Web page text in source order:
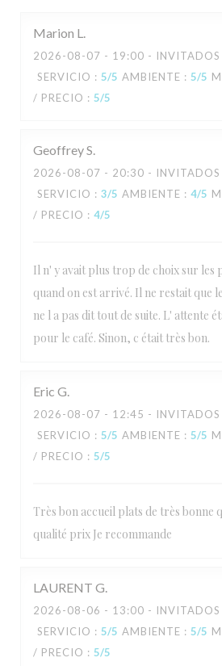
Marion L
2026-08-07 - 19:00 - INVITADOS
SERVICIO : 5/5 AMBIENTE : 5/5
/ PRECIO : 5/5
GeoffreyS
2026-08-07 - 20:30 - INVITADOS
SERVICIO : 3/5 AMBIENTE : 4/5
/ PRECIO : 4/5
Il n' y avait plus trop de choix sur les
quand on est arrivé. Il ne restait que
ne l a pas dit tout de suite. L' attente
pour le café. Sinon, c était très bon.
Eric G
2026-08-07 - 12:45 - INVITADOS
SERVICIO : 5/5 AMBIENTE : 5/5
/ PRECIO : 5/5
Très bon accueil plats de très
qualité prix Je recommande
LAURENT G
2026-08-06 - 13:00 - INVITADOS
SERVICIO : 5/5 AMBIENTE : 5/5
/ PRECIO : 5/5